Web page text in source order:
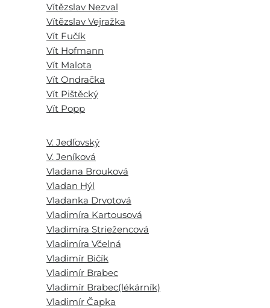
Vítězslav Nezval
Vítězslav Vejražka
Vít Fučík
Vít Hofmann
Vít Malota
Vít Ondračka
Vít Pištěcký
Vít Popp
V. Jedľovský
V. Jeníková
Vladana Brouková
Vladan Hýl
Vladanka Drvotová
Vladimíra Kartousová
Vladimíra Striežencová
Vladimíra Včelná
Vladimír Bičík
Vladimír Brabec
Vladimír Brabec(lékárník)
Vladimír Čapka